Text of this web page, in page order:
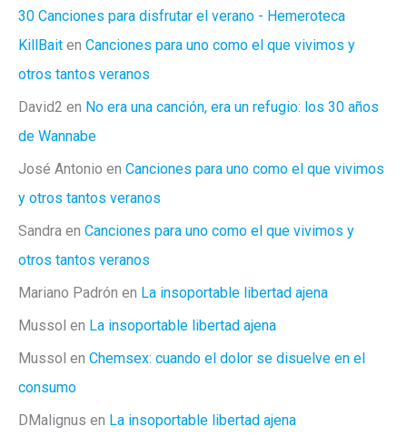
30 Canciones para disfrutar el verano - Hemeroteca
KillBait en Canciones para uno como el que vivimos y
otros tantos veranos
David2 en No era una canción, era un refugio: los 30 años
de Wannabe
José Antonio en Canciones para uno como el que vivimos
y otros tantos veranos
Sandra en Canciones para uno como el que vivimos y
otros tantos veranos
Mariano Padrón en La insoportable libertad ajena
Mussol en La insoportable libertad ajena
Mussol en Chemsex: cuando el dolor se disuelve en el
consumo
DMalignus en La insoportable libertad ajena